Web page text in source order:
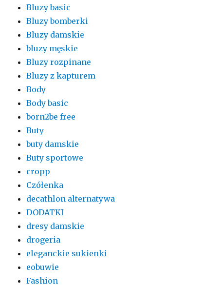
Bluzy basic
Bluzy bomberki
Bluzy damskie
bluzy męskie
Bluzy rozpinane
Bluzy z kapturem
Body
Body basic
born2be free
Buty
buty damskie
Buty sportowe
cropp
Czółenka
decathlon alternatywa
DODATKI
dresy damskie
drogeria
eleganckie sukienki
eobuwie
Fashion